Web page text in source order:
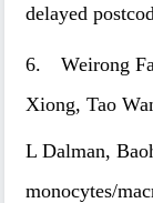
delayed
6. Weirong
Xiong, Tao
L Dalman,
monocytes/